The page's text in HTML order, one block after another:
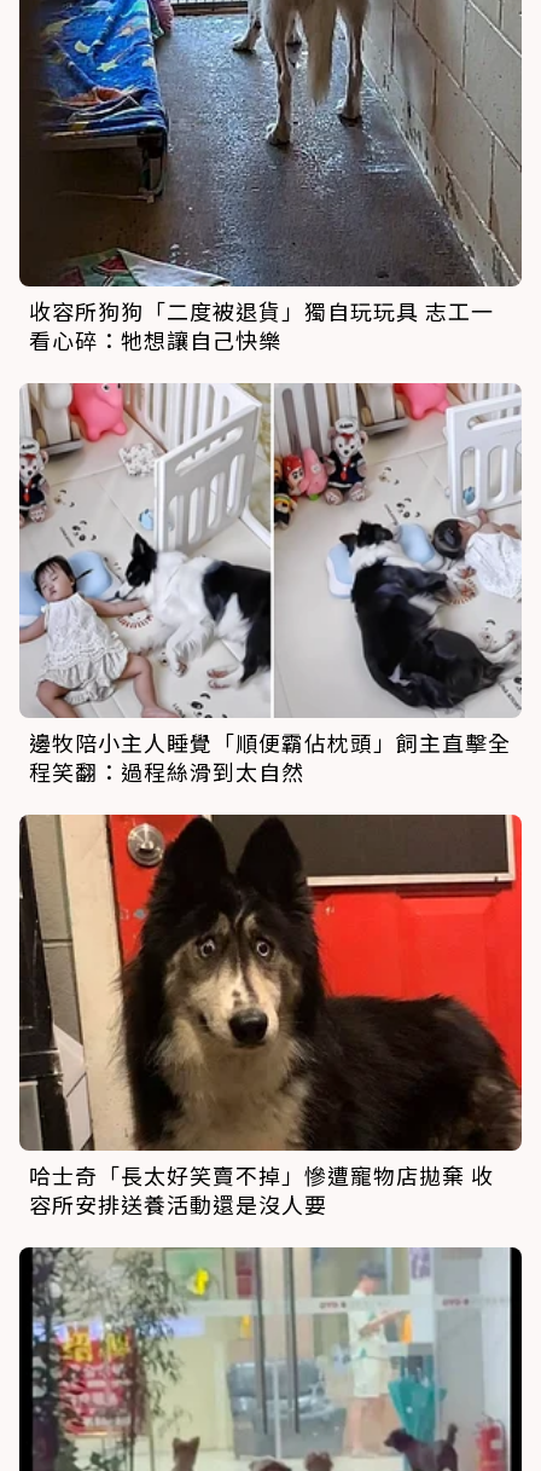
收容所狗狗「二度被退貨」獨自玩玩具 志工一
看心碎：牠想讓自己快樂
邊牧陪小主人睡覺「順便霸佔枕頭」飼主直擊全
程笑翻：過程絲滑到太自然
哈士奇「長太好笑賣不掉」慘遭寵物店拋棄 收
容所安排送養活動還是沒人要